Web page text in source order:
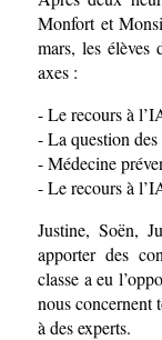
Monfort et
mars, les
axes :
- Le recours à
- La question des
- Médecine
- Le recours à
Justine, Soën,
apporter des
classe a eu
nous concernent
à des experts.